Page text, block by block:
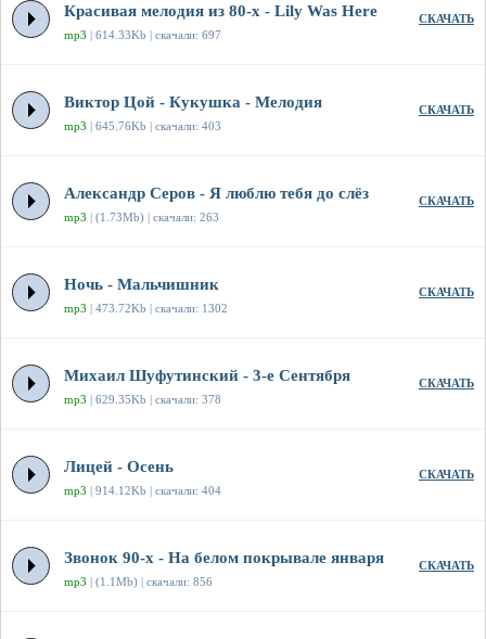
Красивая мелодия из 80-х - Lily Was Here
mp3 | 614.33Kb | скачали: 697
СКАЧАТЬ
Виктор Цой - Кукушка - Мелодия
mp3 | 645.76Kb | скачали: 403
СКАЧАТЬ
Александр Серов - Я люблю тебя до слёз
mp3 | (1.73Mb) | скачали: 263
СКАЧАТЬ
Ночь - Мальчишник
mp3 | 473.72Kb | скачали: 1302
СКАЧАТЬ
Михаил Шуфутинский - 3-е Сентября
mp3 | 629.35Kb | скачали: 378
СКАЧАТЬ
Лицей - Осень
mp3 | 914.12Kb | скачали: 404
СКАЧАТЬ
Звонок 90-х - На белом покрывале января
mp3 | (1.1Mb) | скачали: 856
СКАЧАТЬ